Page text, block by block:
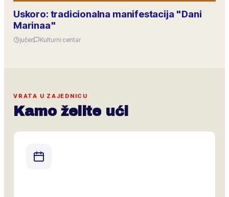
Uskoro: tradicionalna manifestacija "Dani
Marinaa"
jučer Kulturni centar
VRATA U ZAJEDNICU
Kamo želite ući